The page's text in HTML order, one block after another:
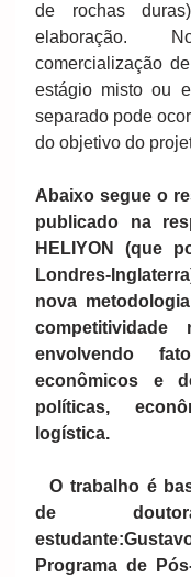
de rochas
comercialização
estágio misto ou
separado pode
do objetivo do
Abaixo segue o
publicado na
HELIYON (que
Londres-
nova
competitividade
envolvendo
econômicos e
políticas,
logística.
O trabalho é
de
Programa de